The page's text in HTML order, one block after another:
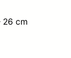
26 cm